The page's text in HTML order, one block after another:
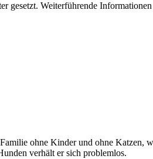
Weiterführende
ohne Kinder und ohne Katzen,
verhält er sich problemlos.